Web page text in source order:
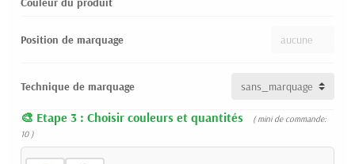
Position de marquage
Technique de marquage
Etape 3 : Choisir couleurs et quantités
( mini de commande:
10 )